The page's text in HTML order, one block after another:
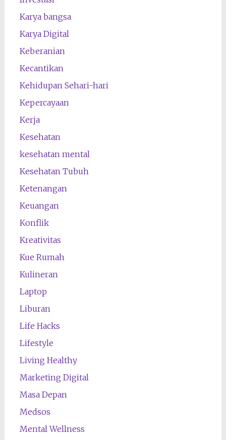
Karya bangsa
Karya Digital
Keberanian
Kecantikan
Kehidupan Sehari-hari
Kepercayaan
Kerja
Kesehatan
kesehatan mental
Kesehatan Tubuh
Ketenangan
Keuangan
Konflik
Kreativitas
Kue Rumah
Kulineran
Laptop
Liburan
Life Hacks
Lifestyle
Living Healthy
Marketing Digital
Masa Depan
Medsos
Mental Wellness